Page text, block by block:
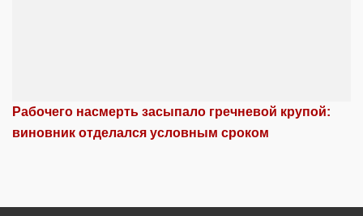
Рабочего насмерть засыпало гречневой крупой:
виновник отделался условным сроком